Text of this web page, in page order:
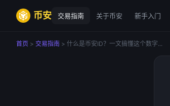
币安 交易指南 关于币安 新手入门
首页 > 交易指南 > 什么是币安ID？一文搞懂这个数字...